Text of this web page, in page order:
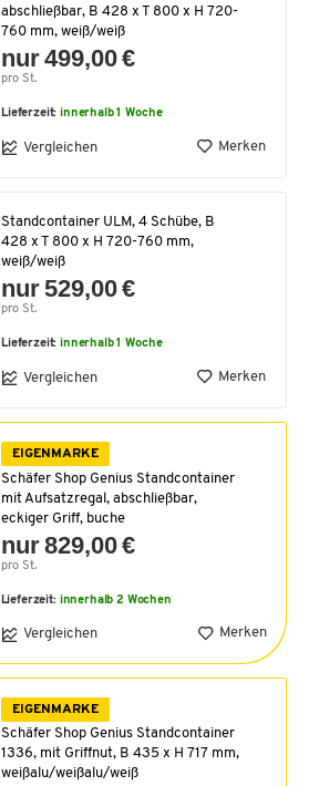
abschließbar, B 428 x T 800 x H 720-
760 mm, weiß/weiß
nur 499,00 €
pro St.
Lieferzeit:innerhalb 1 Woche
Vergleichen Merken
Standcontainer ULM, 4 Schübe, B
428 x T 800 x H 720-760 mm,
weiß/weiß
nur 529,00 €
pro St.
Lieferzeit:innerhalb 1 Woche
Vergleichen Merken
EIGENMARKE
Schäfer Shop Genius Standcontainer
mit Aufsatzregal, abschließbar,
eckiger Griff, buche
nur 829,00 €
pro St.
Lieferzeit: innerhalb 2 Wochen
Vergleichen Merken
EIGENMARKE
Schäfer Shop Genius Standcontainer
1336, mit Griffnut, B 435 x H 717 mm,
weißalu/weißalu/weiß